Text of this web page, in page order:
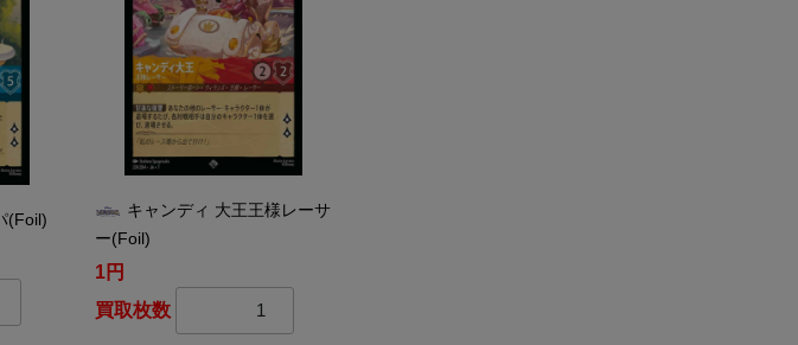
(Foil)
キャンディ 大王王様レーサ
ー(Foil)
1円
買取枚数